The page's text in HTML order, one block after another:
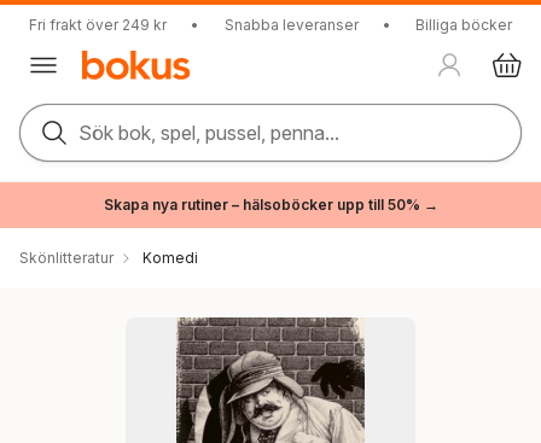
Fri frakt över 249 kr • Snabba leveranser • Billiga böcker
Sök bok, spel, pussel, penna...
Skapa nya rutiner – hälsoböcker upp till 50% →
Skönlitteratur Komedi